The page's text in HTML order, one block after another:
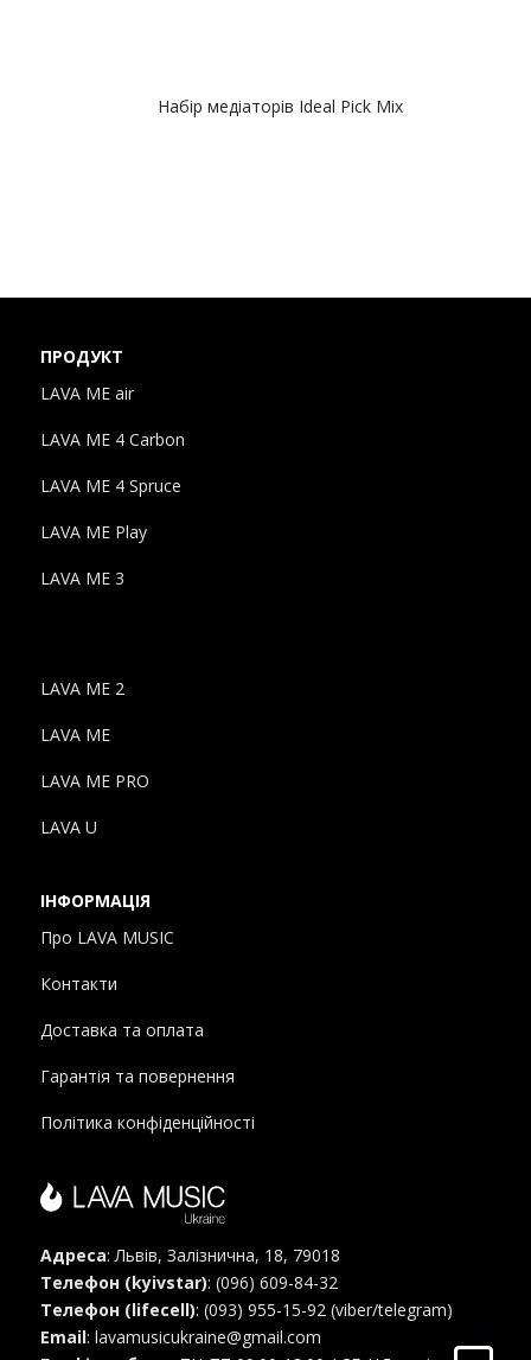
Набір медіаторів Ideal Pick Mix
ПРОДУКТ
LAVA ME air
LAVA ME 4 Carbon
LAVA ME 4 Spruce
LAVA ME Play
LAVA ME 3
LAVA ME 2
LAVA ME
LAVA ME PRO
LAVA U
ІНФОРМАЦІЯ
Про LAVA MUSIC
Контакти
Доставка та оплата
Гарантія та повернення
Політика конфіденційності
Адреса: Львів, Залізнична, 18, 79018
Телефон (kyivstar): (096) 609-84-32
Телефон (lifecell): (093) 955-15-92 (viber/telegram)
Email: lavamusicukraine@gmail.com